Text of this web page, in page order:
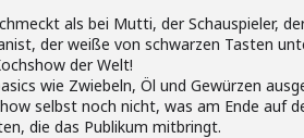
als bei Mutti, der Schauspieler,
der weiße von schwarzen Tasten
der Welt!
wie Zwiebeln, Öl und Gewürzen
selbst noch nicht, was am Ende auf
die das Publikum mitbringt.